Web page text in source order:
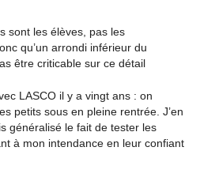
sont les élèves, pas les
qu’un arrondi inférieur du
être criticable sur ce détail
LASCO il y a vingt ans : on
petits sous en pleine rentrée. J’en
généralisé le fait de tester les
à mon intendance en leur confiant